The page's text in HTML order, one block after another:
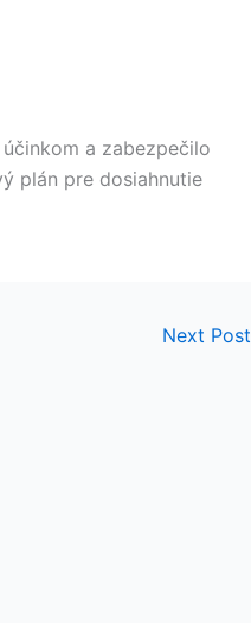
a zabezpečilo
plán pre dosiahnutie
Next Post